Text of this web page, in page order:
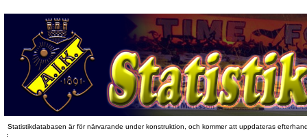
Statistikdatabasen är för närvarande under konstruktion, och kommer att uppdateras